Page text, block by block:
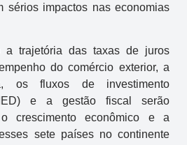
sérios impactos nas economias
a trajetória das taxas de juros
do comércio exterior, a
os fluxos de investimento
e a gestão fiscal serão
crescimento econômico e a
sete países no continente